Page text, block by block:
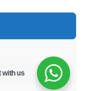
with us